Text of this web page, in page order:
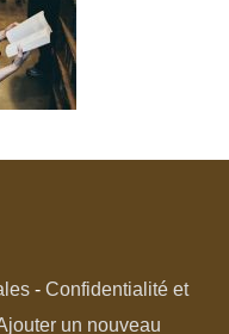
- Confidentialité et
un nouveau